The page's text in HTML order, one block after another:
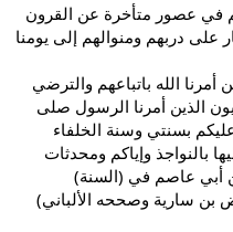
في عصور متأخرة عن القرون
على دربهم ومنوالهم إلى يومنا
أمرنا الله باتباعهم والترضي
الذين أمرنا الرسول صلى
بسنتي وسنة الخلفاء
بالنواجذ وإياكم ومحدثات
أبي عاصم في (السنة)
بن سارية وصححه الألباني)